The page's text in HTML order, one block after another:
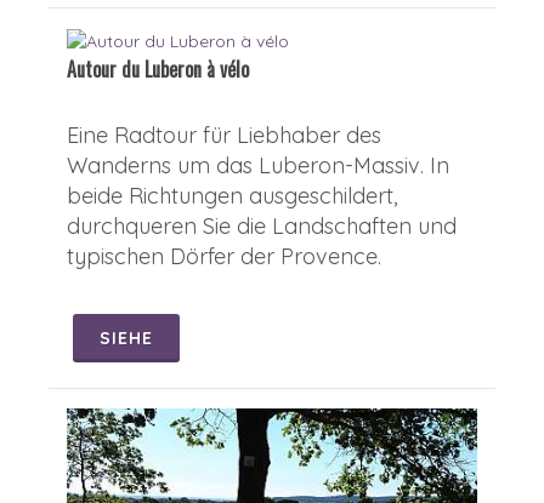
Autour du Luberon à vélo
Eine Radtour für Liebhaber des
Wanderns um das Luberon-Massiv. In
beide Richtungen ausgeschildert,
durchqueren Sie die Landschaften und
typischen Dörfer der Provence.
SIEHE